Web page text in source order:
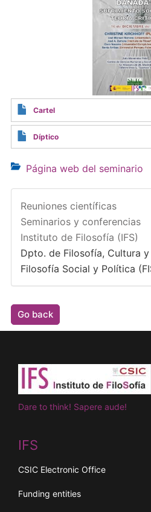
Cartel
Díptico
Página web del seminario
Reuniones científicas
Seminarios y conferencias
Instituto de Filosofía (IFS)
Dpto. de Filosofía, Cultura
Filosofía Social y Política
Go back
Dare to think! Sapere aude!
IFS
CSIC Electronic Office
Funding entities